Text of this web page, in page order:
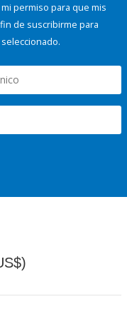
permiso para que mis
de suscribirme para